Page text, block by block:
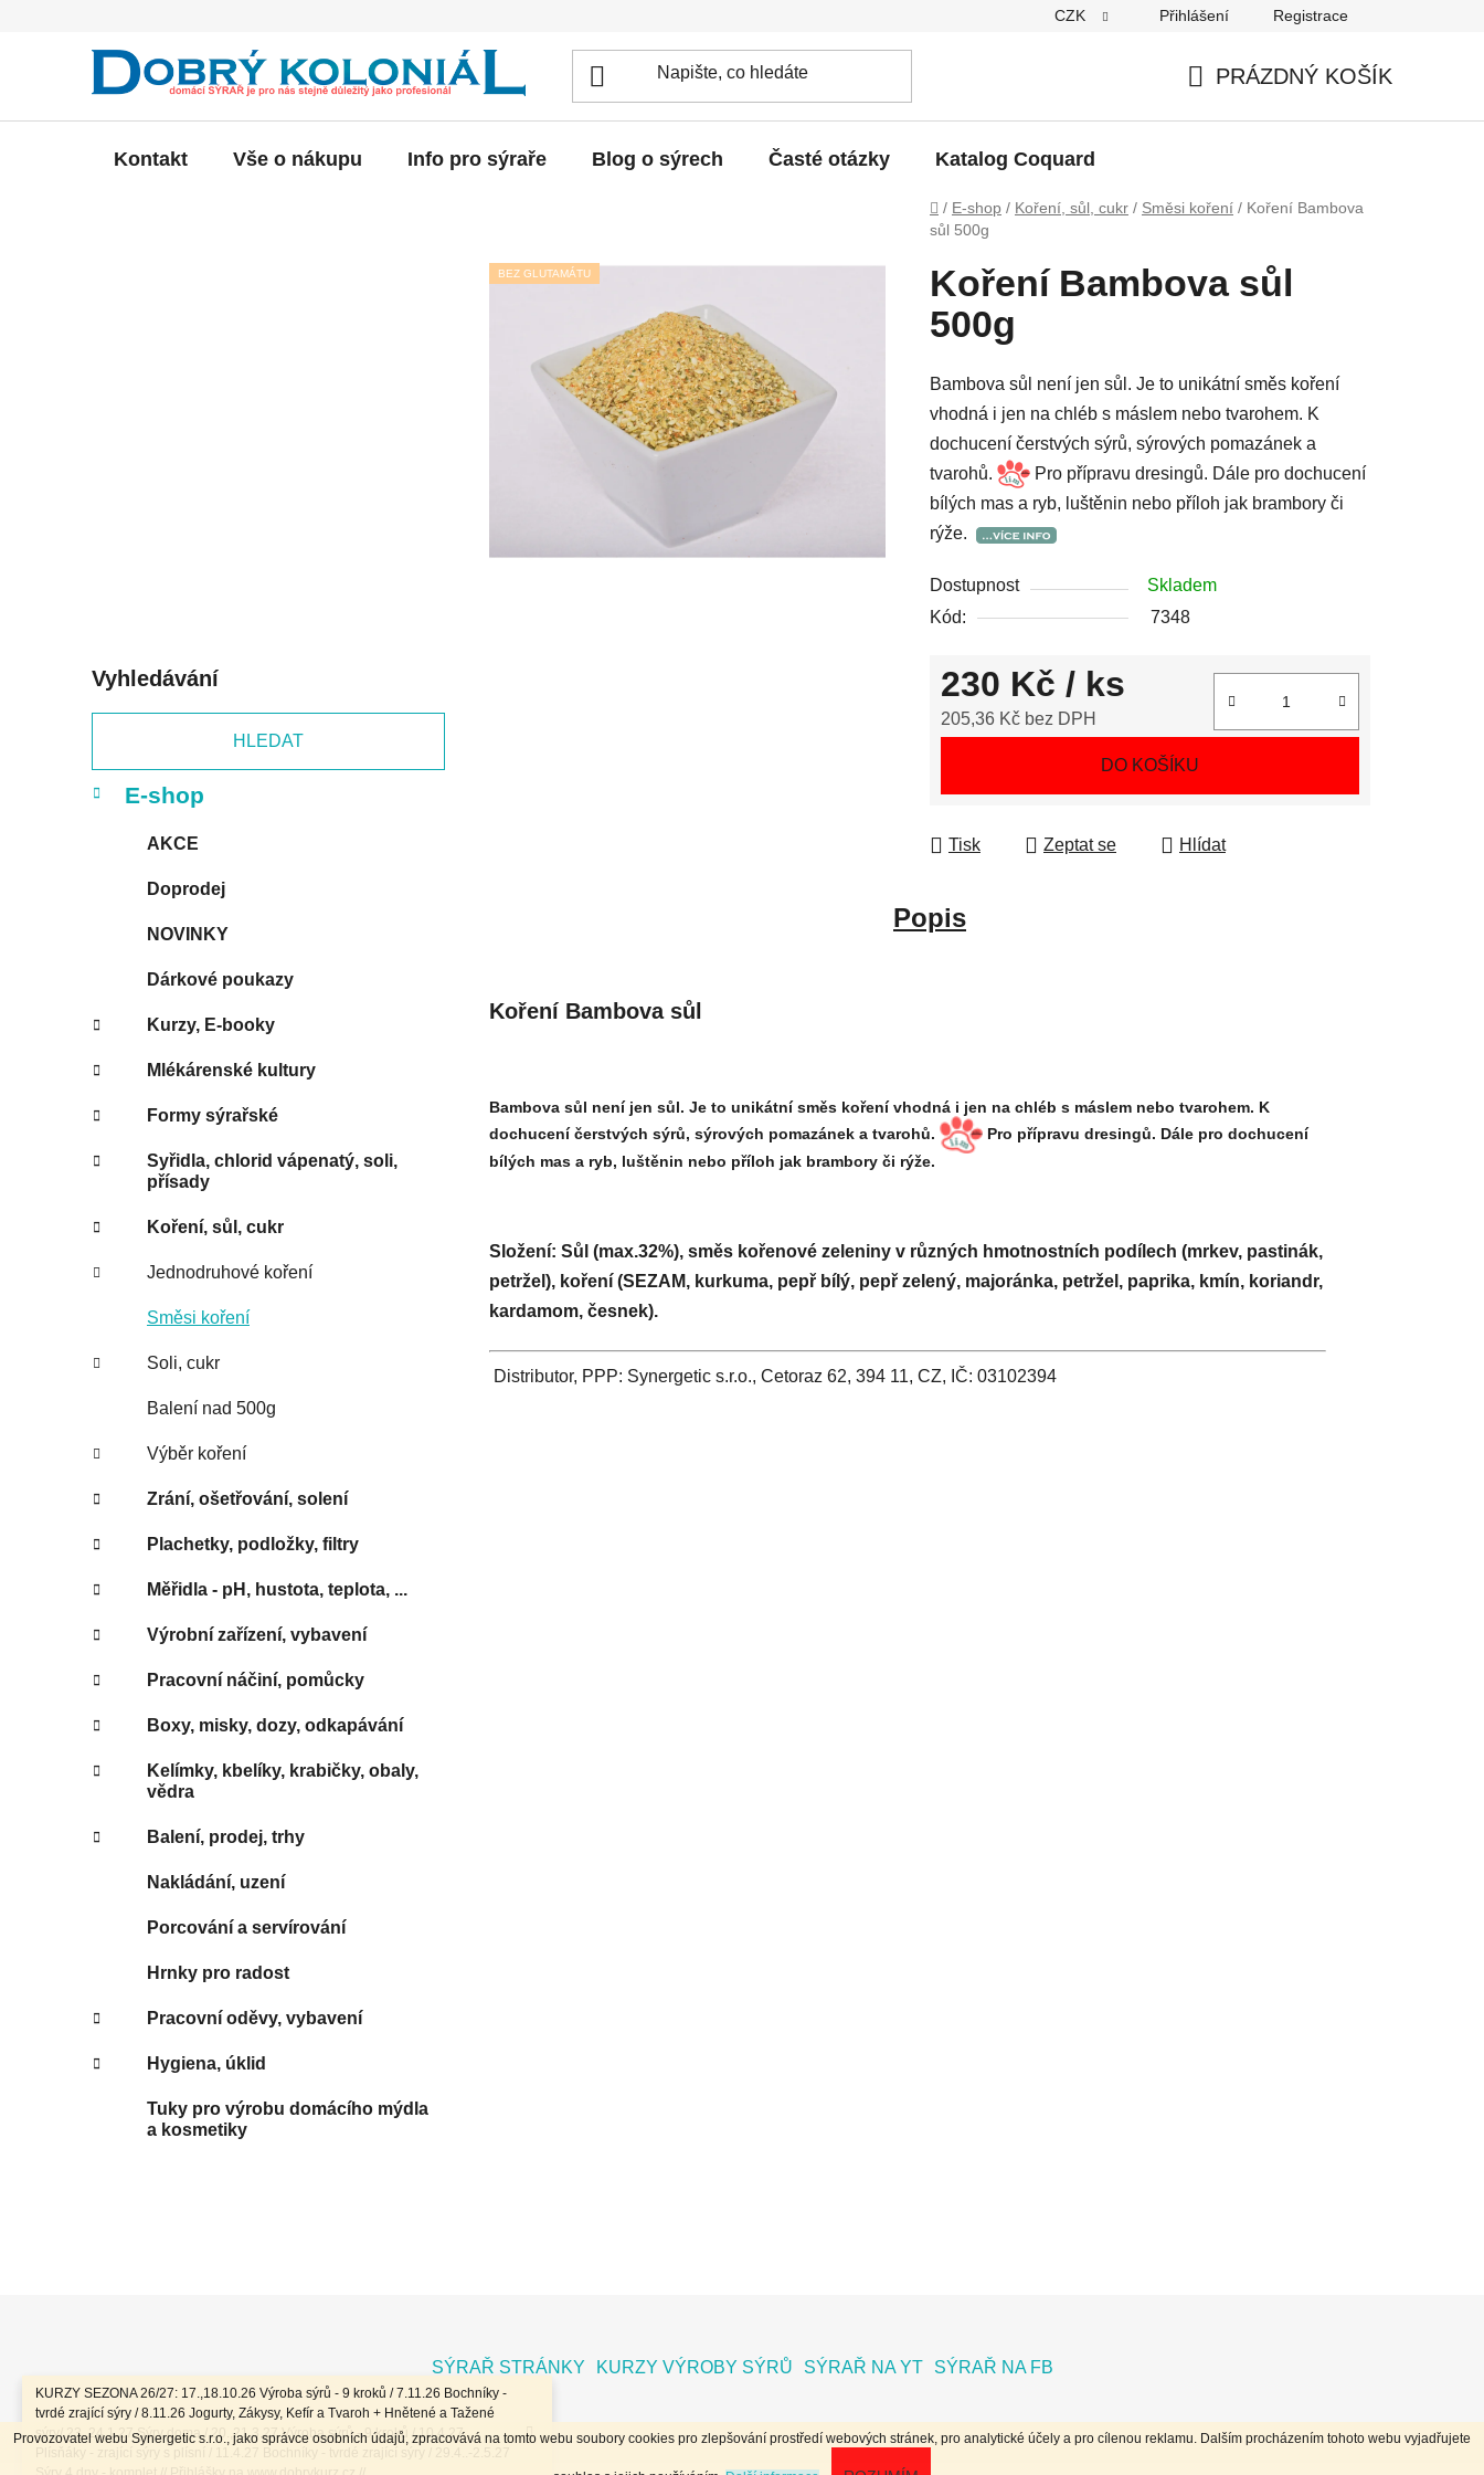
Provozovatel webu Synergetic s.r.o., jako správce osobních údajů, zpracovává na tomto webu soubory cookies pro zlepšování prostředí webových stránek, pro analytické účely a pro cílenou reklamu. Dalším procházením tohoto webu vyjadřujete
KURZY SEZONA 26/27: 17.,18.10.26 Výroba sýrů - 9 kroků / 7.11.26 Bochníky -
tvrdé zrající sýry / 8.11.26 Jogurty, Zákysy, Kefír a Tvaroh + Hnětené a Tažené
sýry/ 23.,24.1.27 Sýry doma / 20.,21.3.27 Výroba sýrů - 9 kroků / 10.4.27
CZK Přihlášení Registrace
PRÁZDNÝ KOŠÍK
Kontakt Vše o nákupu Info pro sýraře Blog o sýrech Časté otázky Katalog Coquard
Domů
/ E-shop / Koření, sůl, cukr / Směsi koření / Koření Bambova
sůl 500g
Vyhledávání
HLEDAT
kategorie
K
a
E-shop
AKCE
Doprodej
NOVINKY
Dárkové poukazy
Kurzy, E-booky
Mlékárenské kultury
Formy sýrařské
Syřidla, chlorid vápenatý, soli,
přísady
Koření, sůl, cukr
Jednodruhové koření
Směsi koření
Soli, cukr
Balení nad 500g
Výběr koření
Zrání, ošetřování, solení
Plachetky, podložky, filtry
Měřidla - pH, hustota, teplota, ...
Výrobní zařízení, vybavení
Pracovní náčiní, pomůcky
Boxy, misky, dozy, odkapávání
Kelímky, kbelíky, krabičky, obaly,
vědra
Balení, prodej, trhy
Nakládání, uzení
Porcování a servírování
Hrnky pro radost
Pracovní oděvy, vybavení
Hygiena, úklid
Tuky pro výrobu domácího mýdla
a kosmetiky
Koření Bambova sůl
500g
Bambova sůl není jen sůl. Je to unikátní směs koření
vhodná i jen na chléb s máslem nebo tvarohem. K
dochucení čerstvých sýrů, sýrových pomazánek a
tvarohů.
Pro přípravu dresingů. Dále pro dochucení
bílých mas a ryb, luštěnin nebo příloh jak brambory či
rýže.
Dostupnost
Skladem
Kód:
7348
230 Kč / ks
205,36 Kč bez DPH
DO KOŠÍKU
Tisk Zeptat se Hlídat
BEZ GLUTAMÁTU
Popis
Koření Bambova sůl
Bambova sůl není jen sůl. Je to unikátní směs koření vhodná i jen na chléb s máslem nebo tvarohem. K
dochucení čerstvých sýrů, sýrových pomazánek a tvarohů.
Pro přípravu dresingů. Dále pro dochucení
bílých mas a ryb, luštěnin nebo příloh jak brambory či rýže.
Složení: Sůl (max.32%), směs kořenové zeleniny v různých hmotnostních podílech (mrkev, pastinák,
petržel), koření (SEZAM, kurkuma, pepř bílý, pepř zelený, majoránka, petržel, paprika, kmín, koriandr,
kardamom, česnek).
Distributor, PPP: Synergetic s.r.o., Cetoraz 62, 394 11, CZ, IČ: 03102394
a
SÝRAŘ STRÁNKY KURZY VÝROBY SÝRŮ SÝRAŘ NA YT SÝRAŘ NA FB